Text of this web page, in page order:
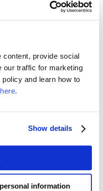
content, provide social
our traffic for marketing
and learn how to
.
Show details
information
website te
in
‘Zoeken’
te